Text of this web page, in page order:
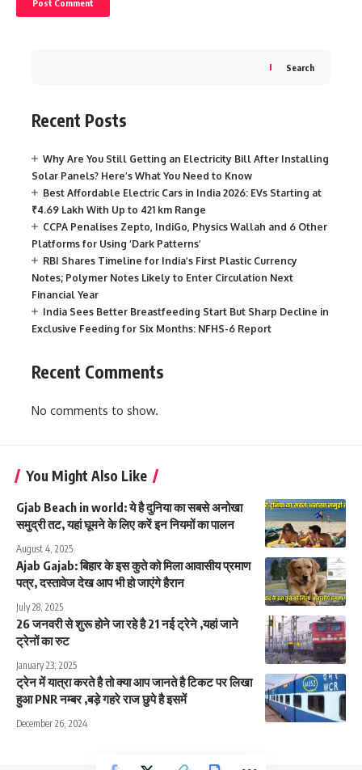
Search
Recent Posts
Why Are You Still Getting an Electricity Bill After Installing
Solar Panels? Here’s What You Need to Know
Best Affordable Electric Cars in India 2026: EVs Starting at
₹4.69 Lakh With Up to 421 km Range
CCPA Penalises Zepto, IndiGo, Physics Wallah and 6 Other
Platforms for Using ‘Dark Patterns’
RBI Shares Timeline for India’s First Plastic Currency
Notes; Polymer Notes Likely to Enter Circulation Next
Financial Year
India Sees Better Breastfeeding Start But Sharp Decline in
Exclusive Feeding for Six Months: NFHS-6 Report
Recent Comments
No comments to show.
You Might Also Like
Gjab Beach in world: ये है दुनिया का सबसे अनोखा
समुद्री तट, यहां घूमने के लिए करें इन नियमों का पालन
August 4, 2025
Ajab Gajab: बिहार के इस कुते को मिला आवासीय प्रमाण
पत्र, दस्तावेज देख आप भी हो जाएंगे हैरान
July 28, 2025
26 जनवरी से शुरू होने जा रहे है 21 नई ट्रेने ,यहां जाने
ट्रेनों का रुट
January 23, 2025
ट्रेन में यात्रा करते है तो क्या आप जानते है टिकट पर लिखा
हुआ PNR नम्बर ,बड़े गहरे राज छुपे है इसमें
December 26, 2024